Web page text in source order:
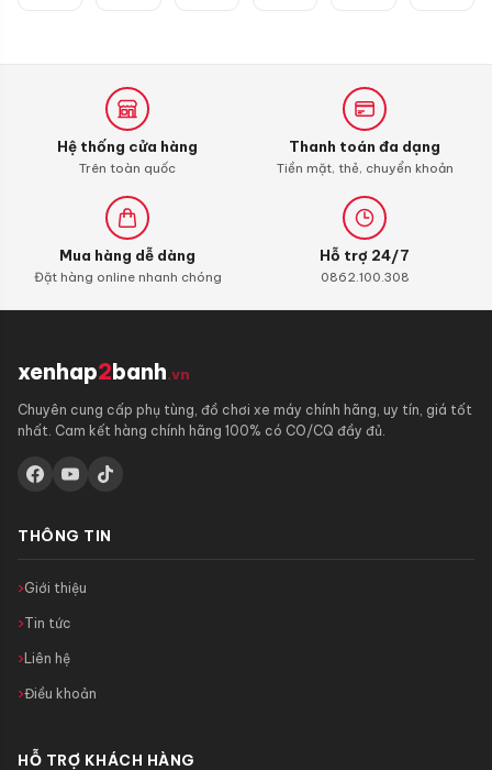
Hệ thống cửa hàng
Trên toàn quốc
Thanh toán đa dạng
Tiền mặt, thẻ, chuyển khoản
Mua hàng dễ dàng
Đặt hàng online nhanh chóng
Hỗ trợ 24/7
0862.100.308
xenhap2banh.vn
Chuyên cung cấp phụ tùng, đồ chơi xe máy chính hãng, uy tín, giá tốt
nhất. Cam kết hàng chính hãng 100% có CO/CQ đầy đủ.
THÔNG TIN
Giới thiệu
Tin tức
Liên hệ
Điều khoản
HỖ TRỢ KHÁCH HÀNG